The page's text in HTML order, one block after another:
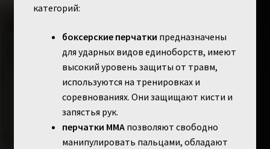
категорий:
боксерские перчатки предназначены
для ударных видов единоборств, имеют
высокий уровень защиты от травм,
используются на тренировках и
соревнованиях. Они защищают кисти и
запястья рук.
перчатки MMAпозволяют свободно
манипулировать пальцами, обладают